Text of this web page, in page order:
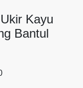
Kayu
Bantul